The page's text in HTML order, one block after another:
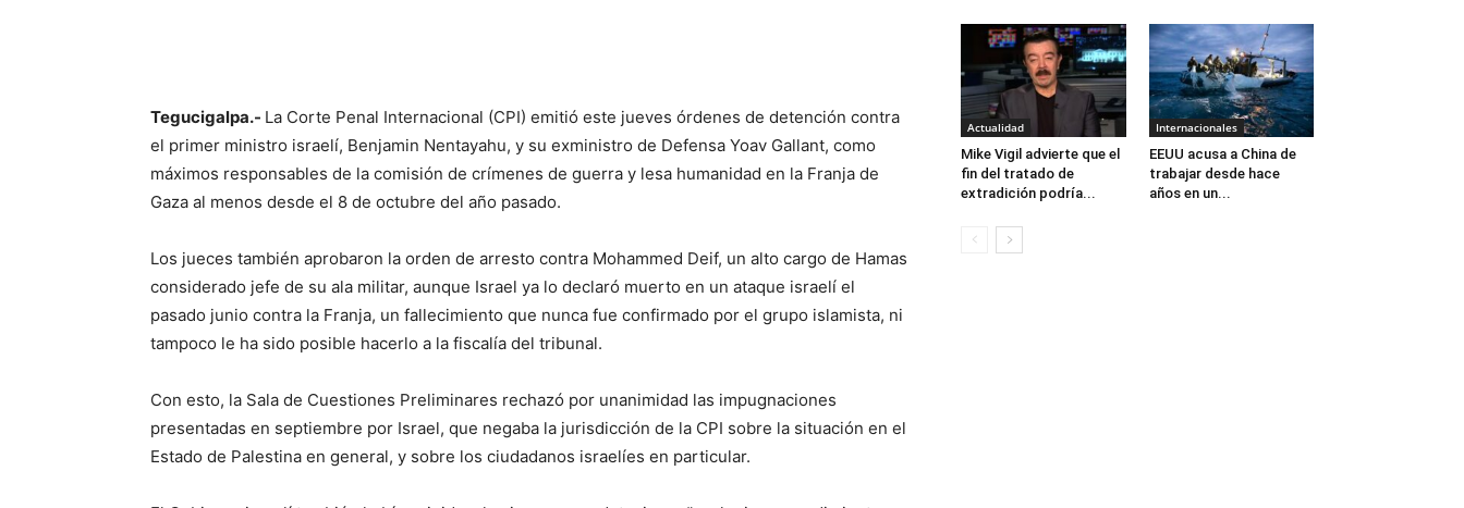
Tegucigalpa.- La Corte Penal Internacional (CPI) emitió este jueves órdenes de detención contra
el primer ministro israelí, Benjamin Nentayahu, y su exministro de Defensa Yoav Gallant, como
máximos responsables de la comisión de crímenes de guerra y lesa humanidad en la Franja de
Gaza al menos desde el 8 de octubre del año pasado.
Los jueces también aprobaron la orden de arresto contra Mohammed Deif, un alto cargo de Hamas
considerado jefe de su ala militar, aunque Israel ya lo declaró muerto en un ataque israelí el
pasado junio contra la Franja, un fallecimiento que nunca fue confirmado por el grupo islamista, ni
tampoco le ha sido posible hacerlo a la fiscalía del tribunal.
Con esto, la Sala de Cuestiones Preliminares rechazó por unanimidad las impugnaciones
presentadas en septiembre por Israel, que negaba la jurisdicción de la CPI sobre la situación en el
Estado de Palestina en general, y sobre los ciudadanos israelíes en particular.
Actualidad
Mike Vigil advierte que el
fin del tratado de
extradición podría...
Internacionales
EEUU acusa a China de
trabajar desde hace
años en un...